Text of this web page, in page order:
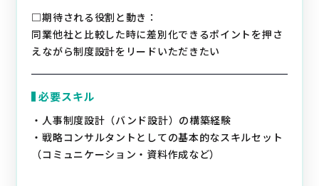
□期待される役割と動き：
同業他社と比較した時に差別化できるポイントを押さ
えながら制度設計をリードいただきたい
必要スキル
・人事制度設計（バンド設計）の構築経験
・戦略コンサルタントとしての基本的なスキルセット
（コミュニケーション・資料作成など）